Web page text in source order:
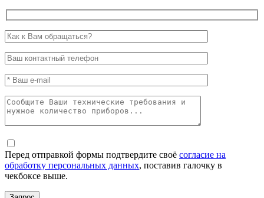
Перед отправкой формы подтвердите своё согласие на
обработку персональных данных, поставив галочку в
чекбоксе выше.